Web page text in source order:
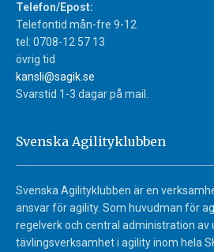
Telefon/Epost:
Telefontid mån-fre 9-12
tel: 0708-12 57 13
övrig tid
kansli@sagik.se
Svarstid 1-3 dagar på mail.
Svenska Agilityklubben
Svenska Agilityklubben är en
ansvar för agility. Som huvudman för
regelverk och central administration av
tävlingsverksamhet i agility inom hela